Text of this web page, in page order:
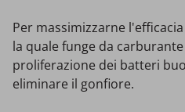
Per massimizzarne
la quale funge da
proliferazione dei batteri
eliminare il gonfiore.